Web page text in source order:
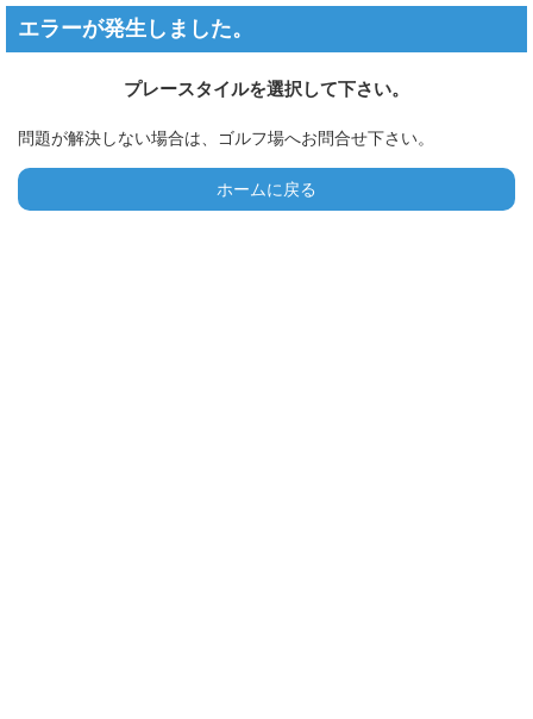
エラーが発生しました。
プレースタイルを選択して下さい。
問題が解決しない場合は、ゴルフ場へお問合せ下さい。
ホームに戻る